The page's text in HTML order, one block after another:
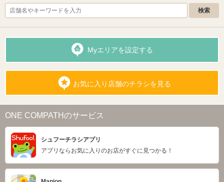
Myエリアを設定する
お気に入り店舗のチラシを見る
ONE COMPATHのサービス
シュフーチラシアプリ
アプリならお気に入りのお店がすぐに見つかる！